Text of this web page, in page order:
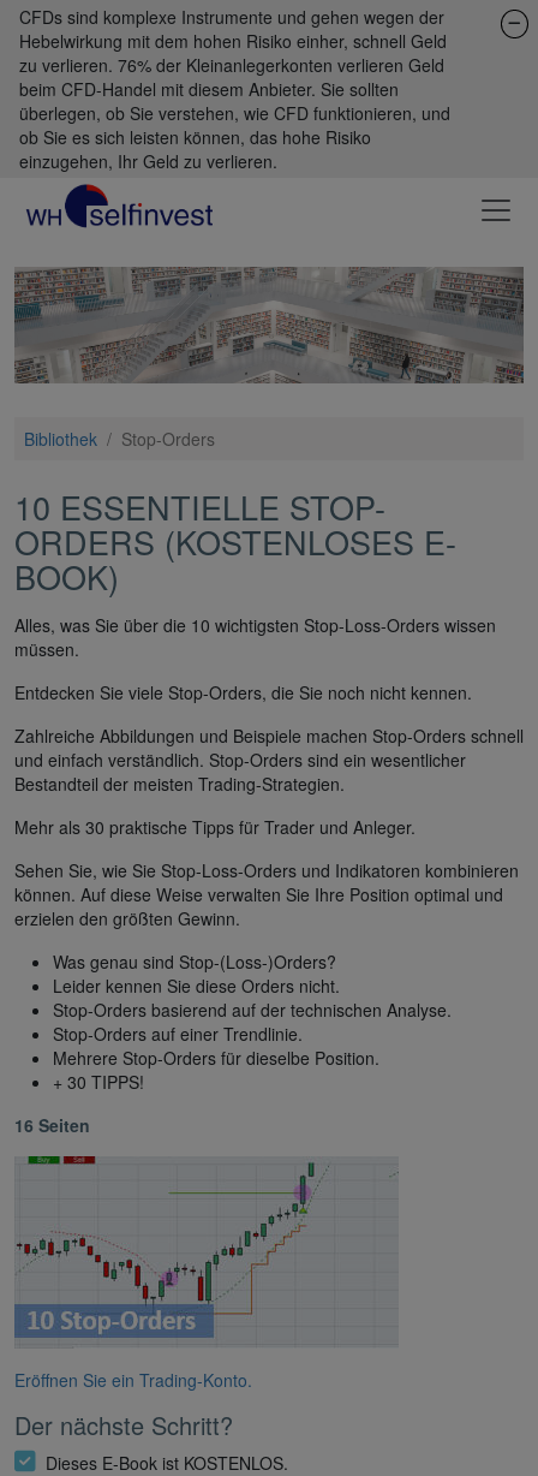
CFDs sind komplexe Instrumente und gehen wegen der
Hebelwirkung mit dem hohen Risiko einher, schnell Geld
zu verlieren. 76% der Kleinanlegerkonten verlieren Geld
beim CFD-Handel mit diesem Anbieter. Sie sollten
überlegen, ob Sie verstehen, wie CFD funktionieren, und
ob Sie es sich leisten können, das hohe Risiko
einzugehen, Ihr Geld zu verlieren.
Bibliothek / Stop-Orders
10 ESSENTIELLE STOP-
ORDERS (KOSTENLOSES E-
BOOK)
Alles, was Sie über die 10 wichtigsten Stop-Loss-Orders wissen
müssen.
Entdecken Sie viele Stop-Orders, die Sie noch nicht kennen.
Zahlreiche Abbildungen und Beispiele machen Stop-Orders schnell
und einfach verständlich. Stop-Orders sind ein wesentlicher
Bestandteil der meisten Trading-Strategien.
Mehr als 30 praktische Tipps für Trader und Anleger.
Sehen Sie, wie Sie Stop-Loss-Orders und Indikatoren kombinieren
können. Auf diese Weise verwalten Sie Ihre Position optimal und
erzielen den größten Gewinn.
Was genau sind Stop-(Loss-)Orders?
Leider kennen Sie diese Orders nicht.
Stop-Orders basierend auf der technischen Analyse.
Stop-Orders auf einer Trendlinie.
Mehrere Stop-Orders für dieselbe Position.
+ 30 TIPPS!
16 Seiten
Eröffnen Sie ein Trading-Konto.
Der nächste Schritt?
Dieses E-Book ist KOSTENLOS.